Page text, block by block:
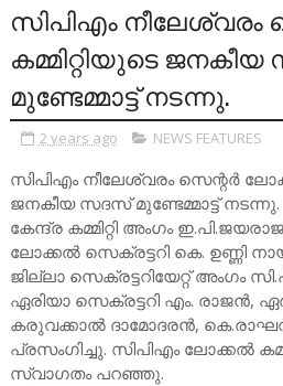
സിപിഎം
കമ്മിറ്റിയുടെ
മുണ്ടേമ്മാട്ട് നടന്നു.
2 years ago NEWS FEATURES
സിപിഎം നീലേശ്വരം സെന്റർ
ജനകീയ സദസ് മുണ്ടേമ്മാട്ട് നടന്നു.
കേന്ദ്ര കമ്മിറ്റി അംഗം
ലോക്കൽ സെക്രട്ടറി കെ. ഉണ്ണി
ജില്ലാ സെക്രട്ടറിയേറ്റ് അംഗം
ഏരിയാ സെക്രട്ടറി എം. രാജൻ,
കരുവക്കാൽ ദാമോദരൻ,
പ്രസംഗിച്ചു. സിപിഎം ലോക്കൽ
സ്വാഗതം പറഞ്ഞു.